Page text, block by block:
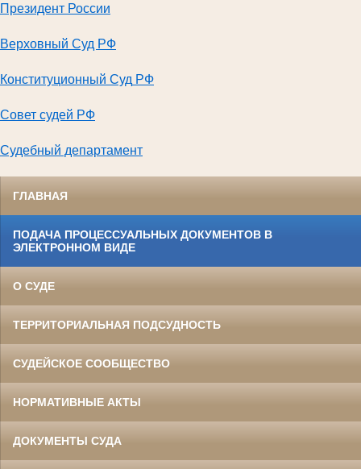
Президент России
Верховный Суд РФ
Конституционный Суд РФ
Совет судей РФ
Судебный департамент
ГЛАВНАЯ
ПОДАЧА ПРОЦЕССУАЛЬНЫХ ДОКУМЕНТОВ В
ЭЛЕКТРОННОМ ВИДЕ
О СУДЕ
ТЕРРИТОРИАЛЬНАЯ ПОДСУДНОСТЬ
СУДЕЙСКОЕ СООБЩЕСТВО
НОРМАТИВНЫЕ АКТЫ
ДОКУМЕНТЫ СУДА